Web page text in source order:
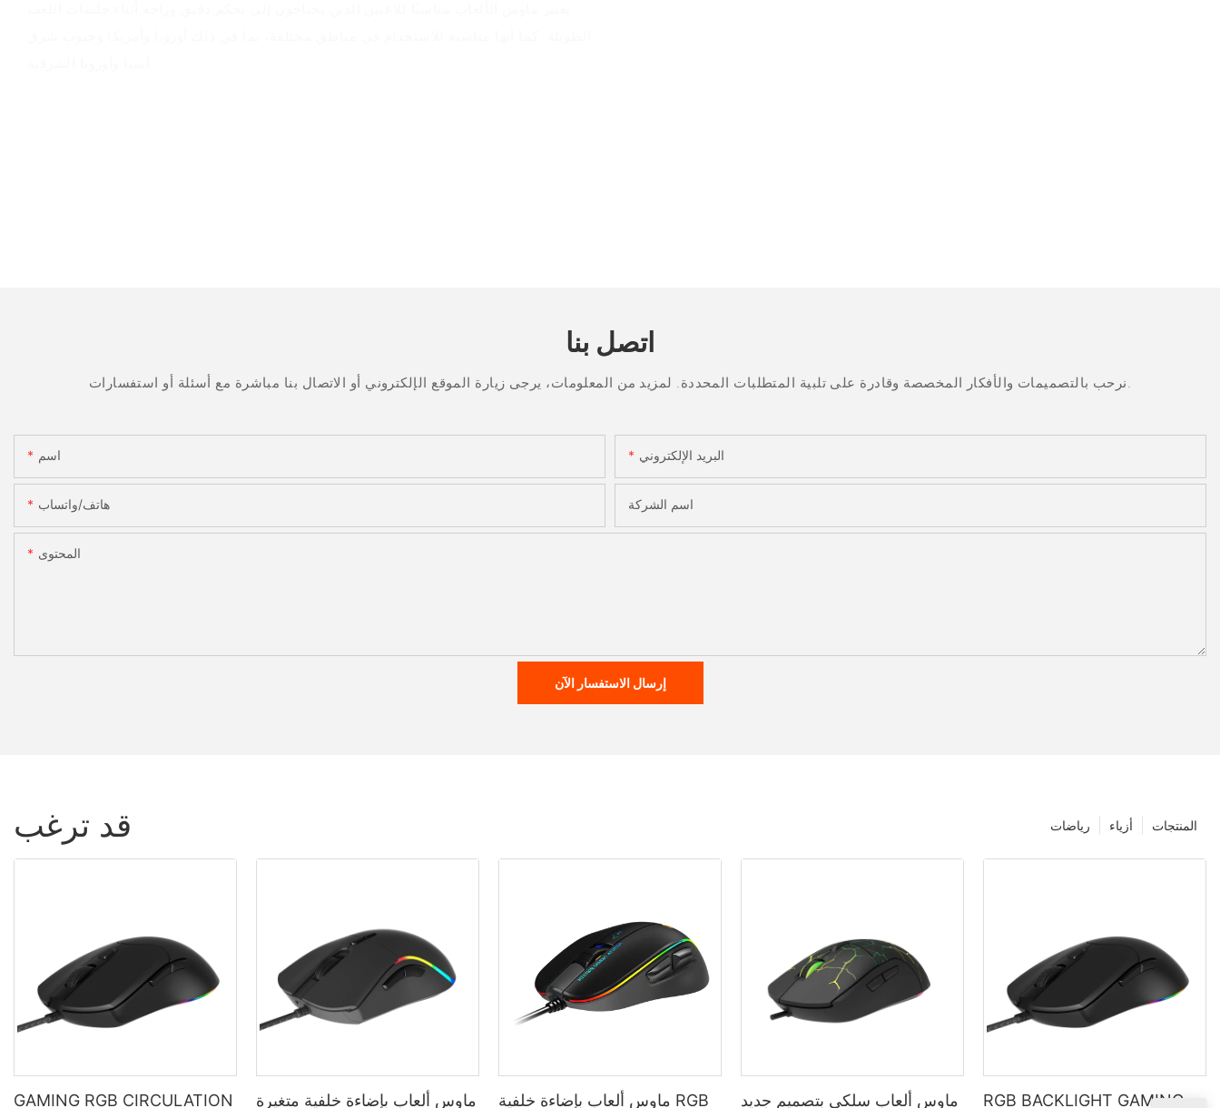
اتصل بنا
نرحب بالتصميمات والأفكار المخصصة وقادرة على تلبية المتطلبات المحددة. لمزيد من المعلومات، يرجى زيارة الموقع الإلكتروني أو الاتصال بنا مباشرة مع أسئلة أو استفسارات.
اسم البريد الإلكتروني
هاتف/واتساب اسم الشركة
المحتوى
إرسال الاستفسار الآن
قد ترغب المنتجات أزياء رياضات
GAMING RGB CIRCULATION ماوس ألعاب بإضاءة خلفية متغيرة ماوس ألعاب بإضاءة خلفية RGB ماوس ألعاب سلكي بتصميم جديد RGB BACKLIGHT GAMING